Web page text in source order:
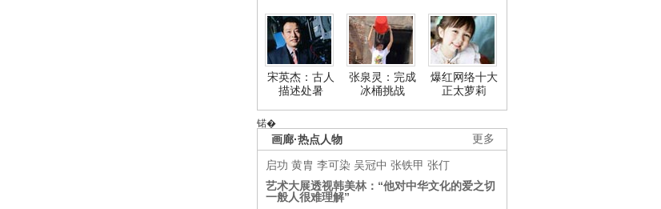
宋英杰：古人
描述处暑
张泉灵：完成
冰桶挑战
爆红网络十大
正太萝莉
锘�
更多
画廊·热点人物
启功 黄胄 李可染 吴冠中 张铁甲 张仃
艺术大展透视韩美林：“他对中华文化的爱之切
一般人很难理解”